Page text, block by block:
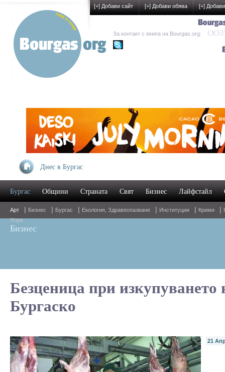
Днес в Бургас
Бургас Общини Страната Свят Бизнес Лайфстайл
Арт | Бизнес | Бургас | Екология, Здравеопазване | Институции | Крими |
Хора
Бизнес
Безценица при изкупуването
Бургаско
21
[+] Добави сайт [+] Добави обява [+]
За контакт с екипа на Bourgas.org: